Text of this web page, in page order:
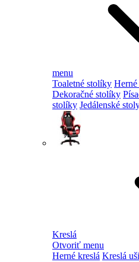
menu
Toaletné stolíky
Dekoračné stolíky
stolíky Jedálenské
Kreslá
Otvoriť menu
Herné kreslá Kreslá